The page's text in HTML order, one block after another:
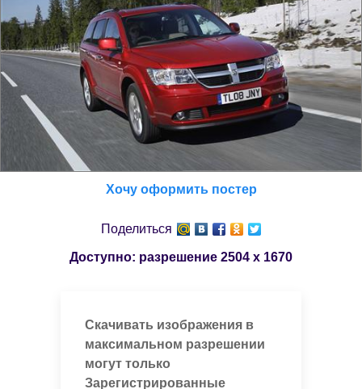
Хочу оформить постер
Поделиться
Доступно: разрешение 2504 x 1670
Скачивать изображения в
максимальном разрешении
могут только
Зарегистрированные